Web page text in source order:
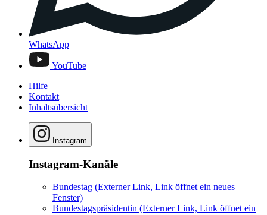
WhatsApp
YouTube
Hilfe
Kontakt
Inhaltsübersicht
Instagram
Instagram-Kanäle
Bundestag (Externer Link, Link öffnet ein neues
Fenster)
Bundestagspräsidentin (Externer Link, Link öffnet ein